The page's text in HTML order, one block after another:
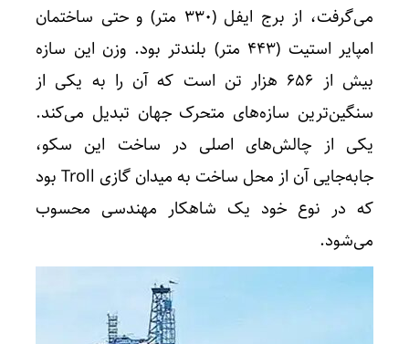
می‌گرفت، از برج ایفل (۳۳۰ متر) و حتی ساختمان
امپایر استیت (۴۴۳ متر) بلندتر بود. وزن این سازه
بیش از ۶۵۶ هزار تن است که آن را به یکی از
سنگین‌ترین سازه‌های متحرک جهان تبدیل می‌کند.
یکی از چالش‌های اصلی در ساخت این سکو،
جابه‌جایی آن از محل ساخت به میدان گازی Troll بود
که در نوع خود یک شاهکار مهندسی محسوب
می‌شود.